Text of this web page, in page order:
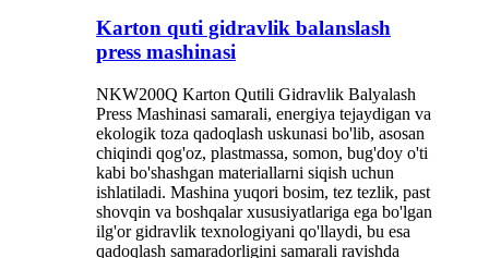
Karton quti gidravlik balanslash
press mashinasi
NKW200Q Karton Qutili Gidravlik Balyalash
Press Mashinasi samarali, energiya tejaydigan va
ekologik toza qadoqlash uskunasi bo'lib, asosan
chiqindi qog'oz, plastmassa, somon, bug'doy o'ti
kabi bo'shashgan materiallarni siqish uchun
ishlatiladi. Mashina yuqori bosim, tez tezlik, past
shovqin va boshqalar xususiyatlariga ega bo'lgan
ilg'or gidravlik texnologiyani qo'llaydi, bu esa
qadoqlash samaradorligini samarali ravishda